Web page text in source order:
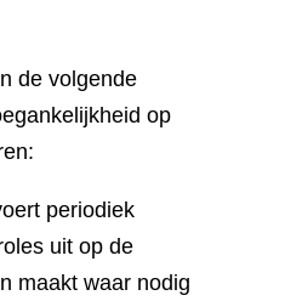
de volgende
op
periodiek
uit op de
maakt waar nodig